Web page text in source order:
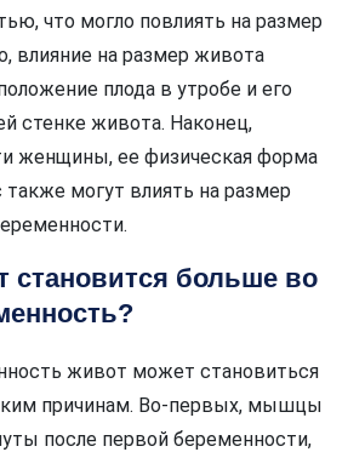
что могло повлиять на размер
влияние на размер живота
плода в утробе и его
стенке живота. Наконец,
женщины, ее физическая форма
могут влиять на размер
становится больше во
живот может становиться
причинам. Во-первых, мышцы
после первой беременности,